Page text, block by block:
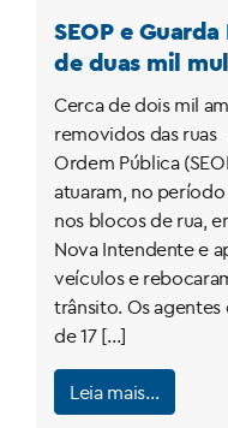
SEOP e
de duas mil
estacionados
Carnaval
Cerca de dois mil
removidos das
Ordem Pública
atuaram, no período
nos blocos de rua,
Nova Intendente e
veículos e
trânsito. Os agentes
de 17 […]
Leia mais…